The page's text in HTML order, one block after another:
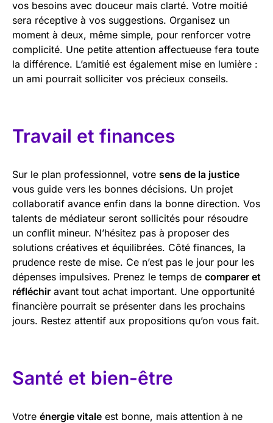
vos besoins avec douceur mais clarté. Votre moitié
sera réceptive à vos suggestions. Organisez un
moment à deux, même simple, pour renforcer votre
complicité. Une petite attention affectueuse fera toute
la différence. L’amitié est également mise en lumière :
un ami pourrait solliciter vos précieux conseils.
Travail et finances
Sur le plan professionnel, votre sens de la justice
vous guide vers les bonnes décisions. Un projet
collaboratif avance enfin dans la bonne direction. Vos
talents de médiateur seront sollicités pour résoudre
un conflit mineur. N’hésitez pas à proposer des
solutions créatives et équilibrées. Côté finances, la
prudence reste de mise. Ce n’est pas le jour pour les
dépenses impulsives. Prenez le temps de comparer et
réfléchir avant tout achat important. Une opportunité
financière pourrait se présenter dans les prochains
jours. Restez attentif aux propositions qu’on vous fait.
Santé et bien-être
Votre énergie vitale est bonne, mais attention à ne